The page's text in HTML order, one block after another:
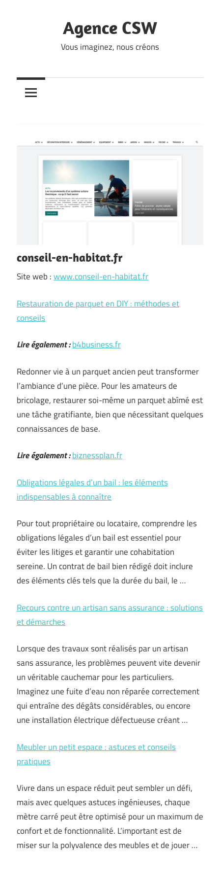
Agence CSW
Vous imaginez, nous créons
conseil-en-habitat.fr
Site web :www.conseil-en-habitat.fr
Restauration de parquet en DIY : méthodes et
conseils
Lire également :b4business.fr
Redonner vie à un parquet ancien peut transformer
l’ambiance d’une pièce. Pour les amateurs de
bricolage, restaurer soi-même un parquet abîmé est
une tâche gratifiante, bien que nécessitant quelques
connaissances de base.
Lire également :biznessplan.fr
Obligations légales d’un bail : les éléments
indispensables à connaître
Pour tout propriétaire ou locataire, comprendre les
obligations légales d’un bail est essentiel pour
éviter les litiges et garantir une cohabitation
sereine. Un contrat de bail bien rédigé doit inclure
des éléments clés tels que la durée du bail, le …
Recours contre un artisan sans assurance : solutions
et démarches
Lorsque des travaux sont réalisés par un artisan
sans assurance, les problèmes peuvent vite devenir
un véritable cauchemar pour les particuliers.
Imaginez une fuite d’eau non réparée correctement
qui entraîne des dégâts considérables, ou encore
une installation électrique défectueuse créant …
Meubler un petit espace : astuces et conseils
pratiques
Vivre dans un espace réduit peut sembler un défi,
mais avec quelques astuces ingénieuses, chaque
mètre carré peut être optimisé pour un maximum de
confort et de fonctionnalité. L’important est de
miser sur la polyvalence des meubles et de jouer …